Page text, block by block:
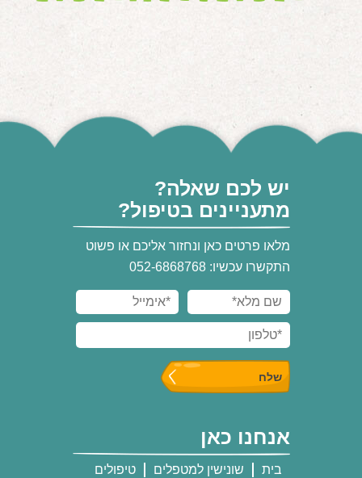
יש לכם שאלה?
מתעניינים בטיפול?
מלאו פרטים כאן ונחזור אליכם או פשוט
התקשרו עכשיו: 052-6868768
אנחנו כאן
בית שונישין למטפלים טיפולים